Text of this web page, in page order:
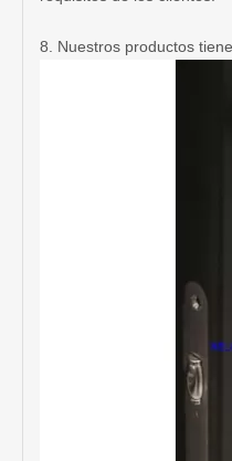
8. Nuestros productos